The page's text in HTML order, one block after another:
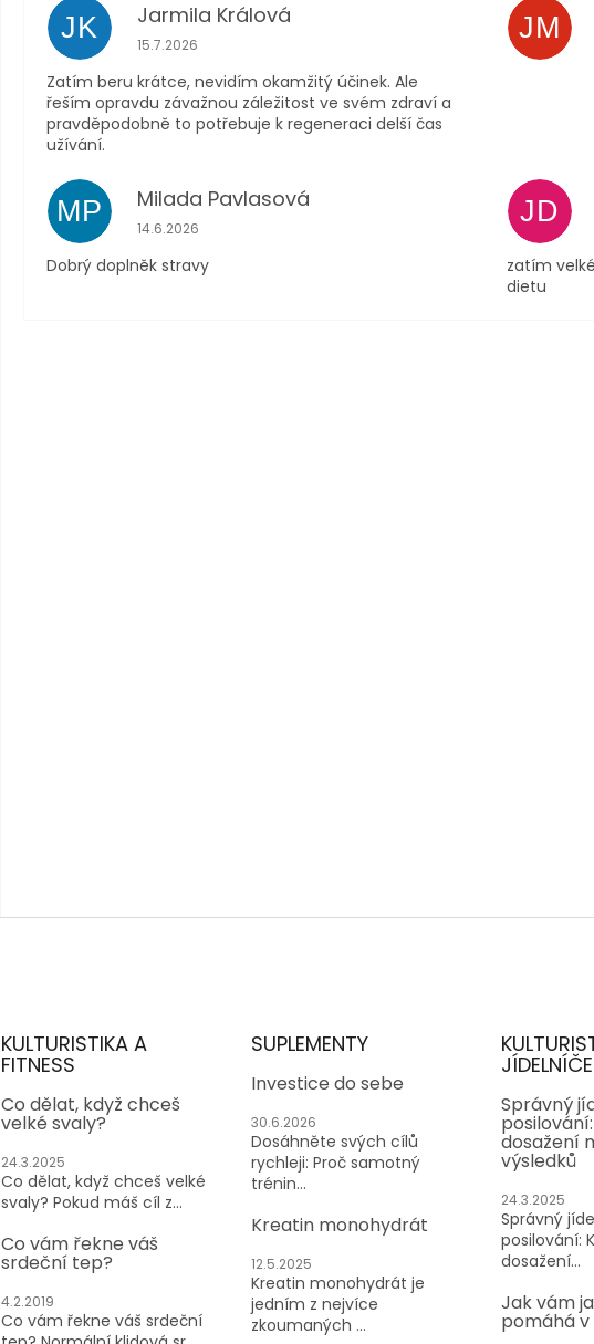
JK Jarmila Králová
Hodnocení obchodu je 5 z 5 hvězdiček.
15.7.2026
Zatím beru krátce, nevidím okamžitý účinek. Ale
řeším opravdu závažnou záležitost ve svém zdraví a
pravděpodobně to potřebuje k regeneraci delší čas
užívání.
JM
MP Milada Pavlasová
Hodnocení obchodu je 5 z 5 hvězdiček.
14.6.2026
Dobrý doplněk stravy
JD
zatím
dietu
KULTURISTIKA A
FITNESS
Co dělat, když chceš
velké svaly?
24.3.2025
Co dělat, když chceš velké
svaly? Pokud máš cíl z...
Co vám řekne váš
srdeční tep?
4.2.2019
Co vám řekne váš srdeční
SUPLEMENTY
Investice do sebe
30.6.2026
Dosáhněte svých cílů
rychleji: Proč samotný
trénin...
Kreatin monohydrát
12.5.2025
Kreatin monohydrát je
jedním z nejvíce
zkoumaných ...
Správný
dosažení
výsledků
24.3.2025
Správný
posilování:
dosažení...
Jak vám
pomáhá